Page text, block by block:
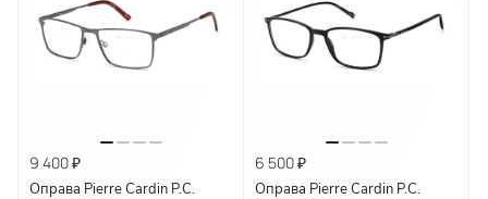
9 400 ₽
Оправа Pierre Cardin P.C.
6 500 ₽
Оправа Pierre Cardin P.C.